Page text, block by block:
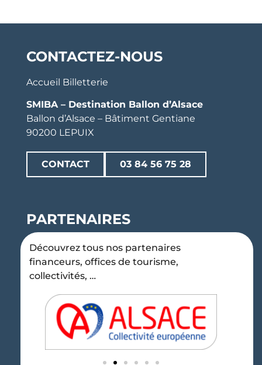
CONTACTEZ-NOUS
Accueil Billetterie
SMIBA – Destination Ballon d’Alsace
Ballon d’Alsace – Bâtiment Gentiane
90200 LEPUIX
CONTACT 03 84 56 75 28
PARTENAIRES
Découvrez tous nos partenaires
financeurs, offices de tourisme,
collectivités, …